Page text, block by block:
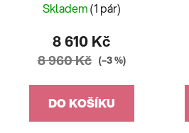
Skladem(1 pár)
8 610 Kč
8 960 Kč (–3 %)
DO KOŠÍKU